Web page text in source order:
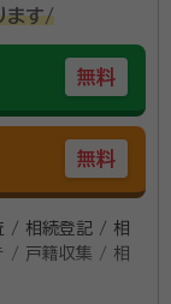
は無料相談か
ランを作成い
ートにも力を
続に関するす
お問合せくだ
ます/
無料
無料
/ 相続登記 / 相
/ 戸籍収集 / 相